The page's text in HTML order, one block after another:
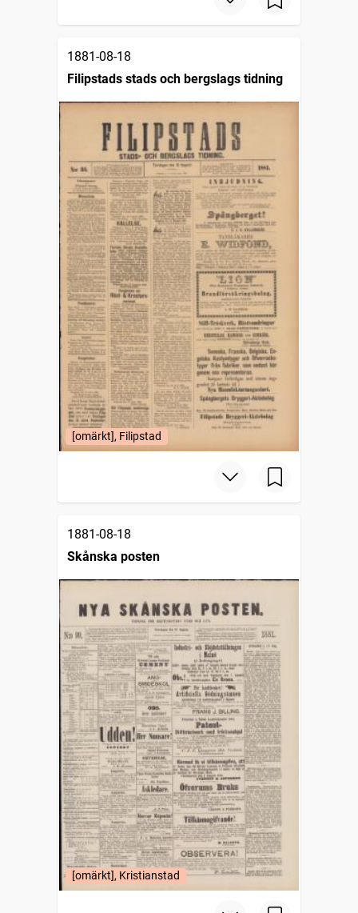
1881-08-18
Filipstads stads och bergslags tidning
[omärkt], Filipstad
1881-08-18
Skånska posten
[omärkt], Kristianstad